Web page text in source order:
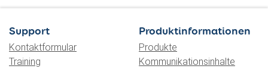
Support
Kontaktformular
Training
Produktinformationen
Produkte
Kommunikationsinhalte